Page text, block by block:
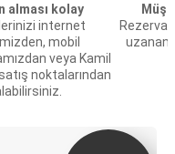
alması kolay
internet
mobil
veya Kamil
noktalarından
uzanan